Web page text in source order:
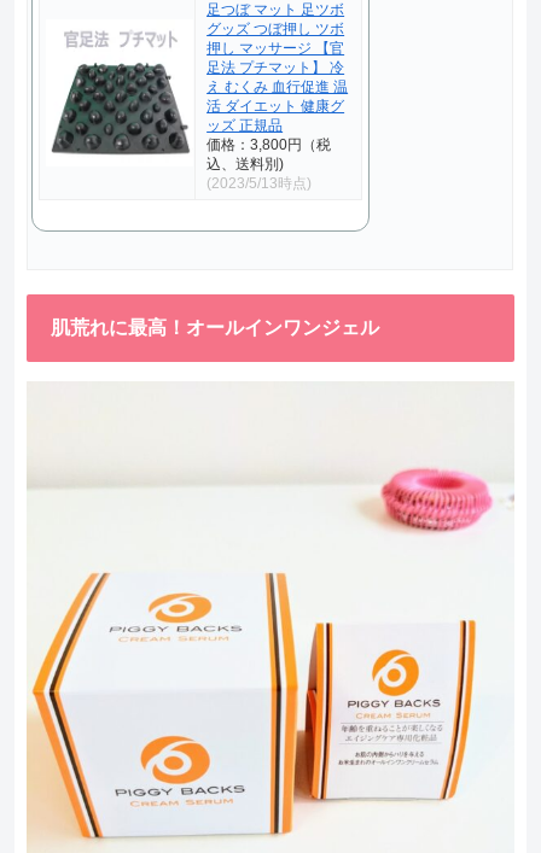
足つぼ マット 足ツボ
グッズ つぼ押し ツボ
押し マッサージ 【官
足法 プチマット】 冷
え むくみ 血行促進 温
活 ダイエット 健康グ
ッズ 正規品
価格：3,800円（税
込、送料別)
(2023/5/13時点)
肌荒れに最高！オールインワンジェル